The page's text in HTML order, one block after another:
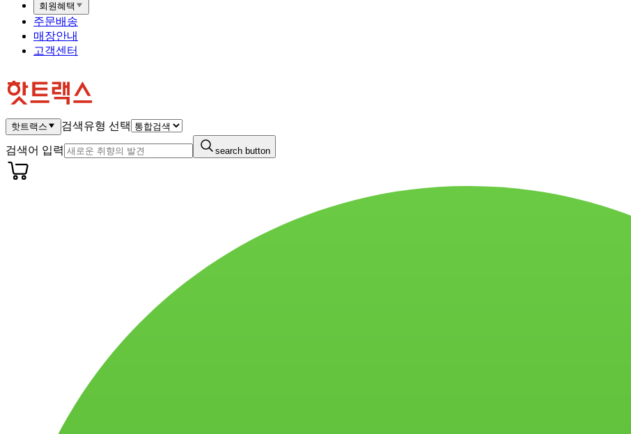
회원혜택
주문배송
매장안내
고객센터
핫트랙스 검색유형 선택
검색어 입력 search button